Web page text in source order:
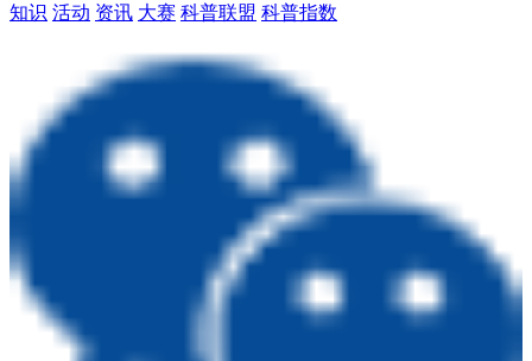
知识 活动 资讯 大赛 科普联盟 科普指数